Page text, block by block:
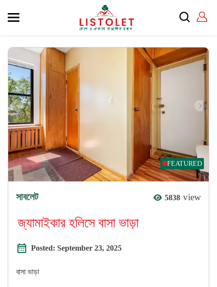
FEATURED
সাবলেট 5838 view
জ্যামাইকার হলিসে বাসা ভাড়া
Posted: September 23, 2025
বাসা ভাড়া